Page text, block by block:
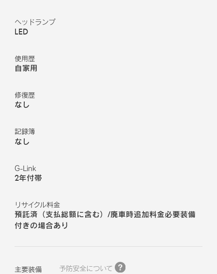
ヘッドランプ
LED
使用歴
自家用
修復歴
なし
記録簿
なし
G-Link
2年付帯
リサイクル料金
預託済（支払総額に含む）/廃車時追加料金必要装備
付きの場合あり
主要装備 予防安全について